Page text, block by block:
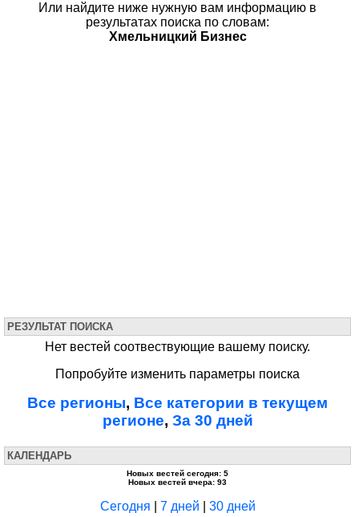
Или найдите ниже нужную вам информацию в
результатах поиска по словам:
Хмельницкий Бизнес
РЕЗУЛЬТАТ ПОИСКА
Нет вестей соотвествующие вашему поиску.
Попробуйте изменить параметры поиска
Все регионы, Все категории в текущем
регионе, За 30 дней
КАЛЕНДАРЬ
Новых вестей сегодня: 5
Новых вестей вчера: 93
Сегодня 7 дней 30 дней